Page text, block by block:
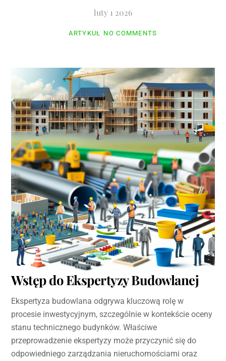
luty 1 2026
ARTYKUŁ NO COMMENTS
Wstęp do Ekspertyzy Budowlanej
Ekspertyza budowlana odgrywa kluczową rolę w
procesie inwestycyjnym, szczególnie w kontekście oceny
stanu technicznego budynków. Właściwe
przeprowadzenie ekspertyzy może przyczynić się do
odpowiedniego zarządzania nieruchomościami oraz